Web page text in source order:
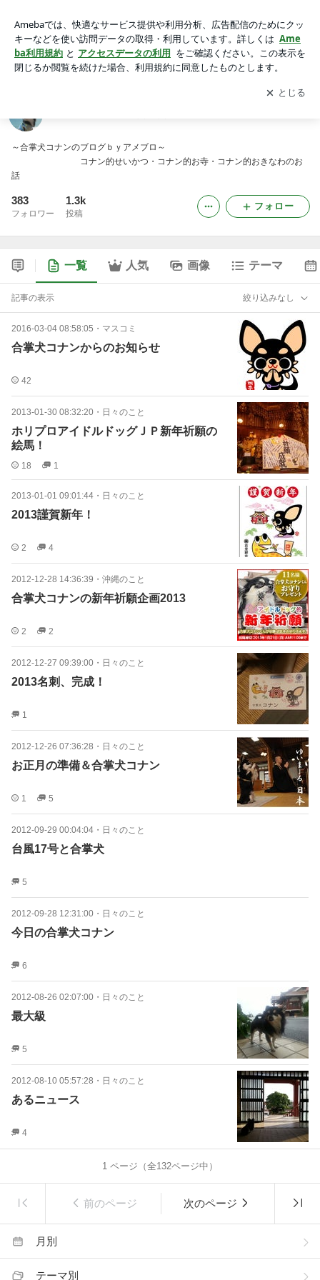
アプリをダウンロードして ブログの更新通知
を受け取りまし
ょう。
開く
～合掌犬コナンのブログｂｙアメブロ～
コナン的せいかつ・コナン的お寺・コナン的おきなわのお
話
383
フォロワー
1.3k
投稿
フォロー
一覧 人気 画像 テーマ
記事の表示 絞り込みなし
2016-03-04 08:58:05 ・ マスコミ
合掌犬コナンからのお知らせ
42
2013-01-30 08:32:20 ・ 日々のこと
ホリプロアイドルドッグＪＰ新年祈願の
絵馬！
18 1
2013-01-01 09:01:44 ・ 日々のこと
2013謹賀新年！
2 4
2012-12-28 14:36:39 ・ 沖縄のこと
合掌犬コナンの新年祈願企画2013
2 2
2012-12-27 09:39:00 ・ 日々のこと
2013名刺、完成！
1
2012-12-26 07:36:28 ・ 日々のこと
お正月の準備＆合掌犬コナン
1 5
2012-09-29 00:04:04 ・ 日々のこと
台風17号と合掌犬
5
2012-09-28 12:31:00 ・ 日々のこと
今日の合掌犬コナン
6
2012-08-26 02:07:00 ・ 日々のこと
最大級
5
2012-08-10 05:57:28 ・ 日々のこと
あるニュース
4
1 ページ（全132ページ中）
前のページ 次のページ
月別
テーマ別